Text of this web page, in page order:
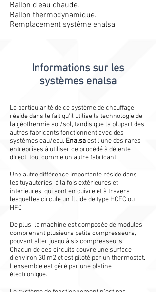
Ballon d'eau chaude.
Ballon thermodynamique.
Remplacement systéme enalsa
Informations sur les
systèmes enalsa
La particularité de ce système de chauffage
réside dans le fait qu'il utilise la technologie de
la géothermie sol/sol, tandis que la plupart des
autres fabricants fonctionnent avec des
systèmes eau/eau. Enalsaest l'une des rares
entreprises à utiliser ce procédé à détente
direct, tout comme un autre fabricant.
Une autre différence importante réside dans
les tuyauteries, à la fois extérieures et
intérieures, qui sont en cuivre et à travers
lesquelles circule un fluide de type HCFC ou
HFC
De plus, la machine est composée de modules
comprenant plusieurs petits compresseurs,
pouvant aller jusqu'à six compresseurs.
Chacun de ces circuits couvre une surface
d'environ 30 m2 et est piloté par un thermostat.
L'ensemble est géré par une platine
électronique.